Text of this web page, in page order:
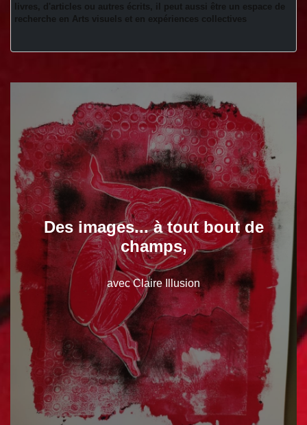
livres, d'articles ou autres écrits, il peut aussi être un espace de
recherche en Arts visuels et en expériences collectives
Des images... à tout bout de
champs,
avec Claire Illusion